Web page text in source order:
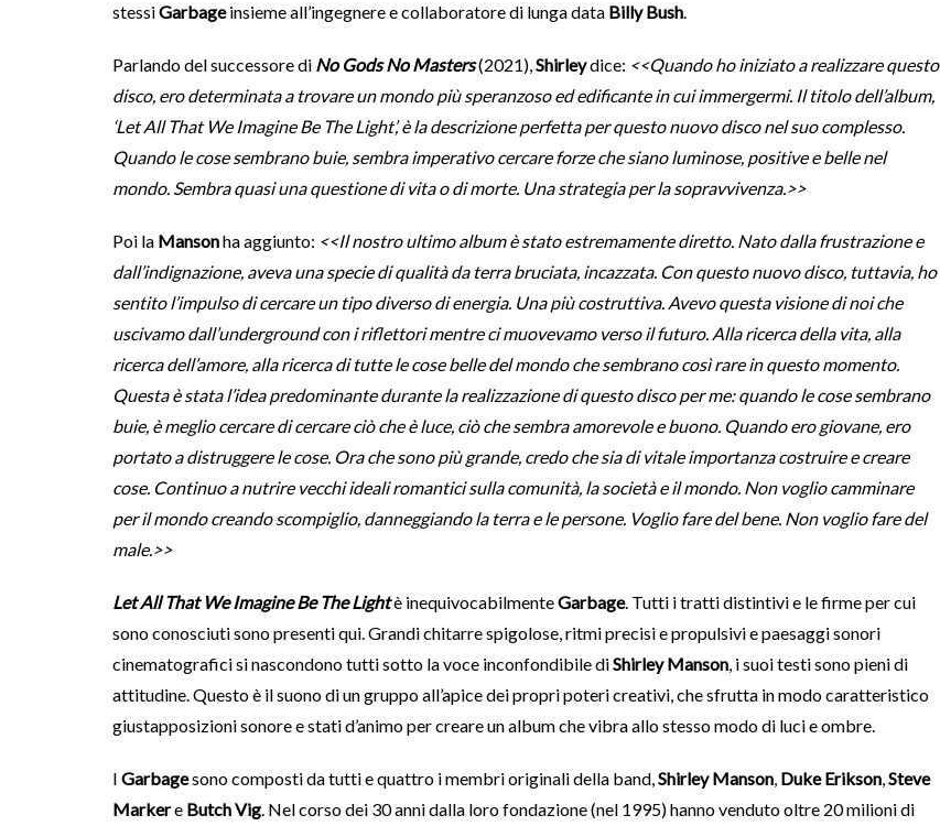
stessiGarbageinsieme all’ingegnere e collaboratore di lunga data Billy Bush.
Parlando del successore di No Gods No Masters(2021),Shirleydice: <<Quando ho iniziato a realizzare questo
disco, ero determinata a trovare un mondo più speranzoso ed edificante in cui immergermi. Il titolo dell’album,
‘Let All That We Imagine Be The Light’, è la descrizione perfetta per questo nuovo disco nel suo complesso.
Quando le cose sembrano buie, sembra imperativo cercare forze che siano luminose, positive e belle nel
mondo. Sembra quasi una questione di vita o di morte. Una strategia per la sopravvivenza.>>
Poi la Mansonha aggiunto: <<Il nostro ultimo album è stato estremamente diretto. Nato dalla frustrazione e
dall’indignazione, aveva una specie di qualità da terra bruciata, incazzata. Con questo nuovo disco, tuttavia, ho
sentito l’impulso di cercare un tipo diverso di energia. Una più costruttiva. Avevo questa visione di noi che
uscivamo dall’underground con i riflettori mentre ci muovevamo verso il futuro. Alla ricerca della vita, alla
ricerca dell’amore, alla ricerca di tutte le cose belle del mondo che sembrano così rare in questo momento.
Questa è stata l’idea predominante durante la realizzazione di questo disco per me: quando le cose sembrano
buie, è meglio cercare di cercare ciò che è luce, ciò che sembra amorevole e buono. Quando ero giovane, ero
portato a distruggere le cose. Ora che sono più grande, credo che sia di vitale importanza costruire e creare
cose. Continuo a nutrire vecchi ideali romantici sulla comunità, la società e il mondo. Non voglio camminare
per il mondo creando scompiglio, danneggiando la terra e le persone. Voglio fare del bene. Non voglio fare del
male.>>
Let All That We Imagine Be The Lightè inequivocabilmenteGarbage. Tutti i tratti distintivi e le firme per cui
sono conosciuti sono presenti qui. Grandi chitarre spigolose, ritmi precisi e propulsivi e paesaggi sonori
cinematografici si nascondono tutti sotto la voce inconfondibile diShirley Manson, i suoi testi sono pieni di
attitudine. Questo è il suono di un gruppo all’apice dei propri poteri creativi, che sfrutta in modo caratteristico
giustapposizioni sonore e stati d’animo per creare un album che vibra allo stesso modo di luci e ombre.
I Garbagesono composti da tutti e quattro i membri originali della band,Shirley Manson, Duke Erikson,Steve
Markere Butch Vig. Nel corso dei 30 anni dalla loro fondazione (nel 1995) hanno venduto oltre 20 milioni di